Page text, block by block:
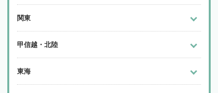
関東
甲信越・北陸
東海